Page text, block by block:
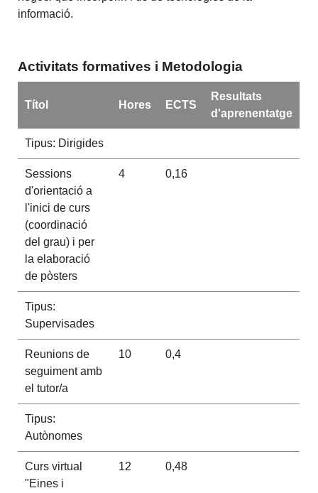
informació.
Activitats formatives i Metodologia
Títol Hores ECTS
Resultats
d'aprenentatge
Tipus: Dirigides
Sessions
d'orientació a
l'inici de curs
(coordinació
del grau) i per
la elaboració
de pòsters
4 0,16
Tipus:
Supervisades
Reunions de
seguiment amb
el tutor/a
10 0,4
Tipus:
Autònomes
Curs virtual
"Eines i
12 0,48